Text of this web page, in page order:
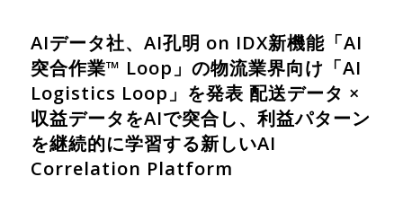
AIデータ社、AI孔明 on IDX新機能「AI
突合作業™ Loop」の物流業界向け「AI
Logistics Loop」を発表 配送データ ×
収益データをAIで突合し、利益パターン
を継続的に学習する新しいAI
Correlation Platform